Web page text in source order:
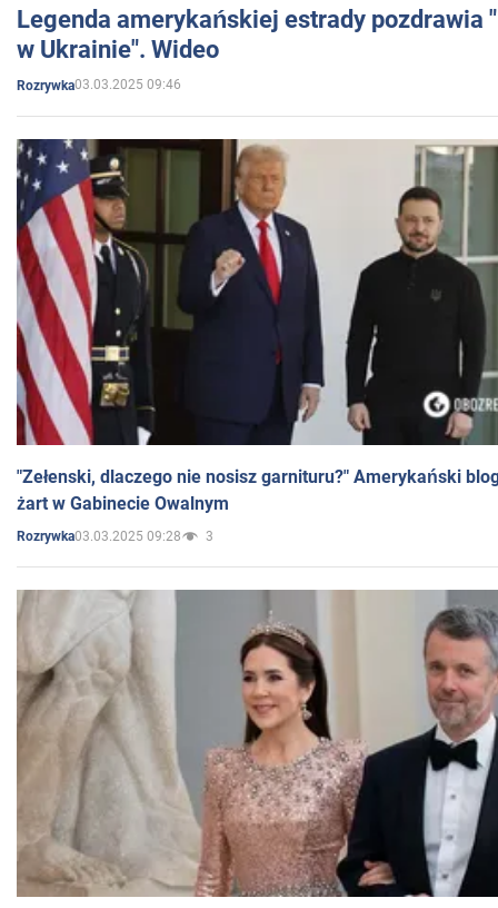
Legenda amerykańskiej estrady pozdrawia
w Ukrainie". Wideo
Rozrywka03.03.2025 09:46
"Zełenski, dlaczego nie nosisz garnituru?" Amerykański
żart w Gabinecie Owalnym
Rozrywka03.03.2025 09:28 3